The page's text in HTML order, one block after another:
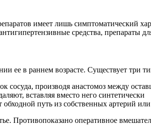
имеет лишь симптоматический
средства, препараты
ее в раннем возрасте. Существует три
сосуда, производя анастомоз между
вставляя вместо него
путь из собственных артерий или
Противопоказано оперативное